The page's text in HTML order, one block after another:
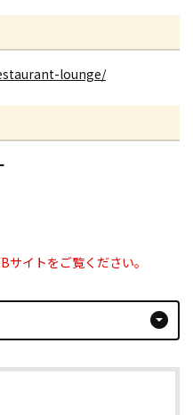
lounge/
イトをご覧ください。
arrow_drop_down_circle